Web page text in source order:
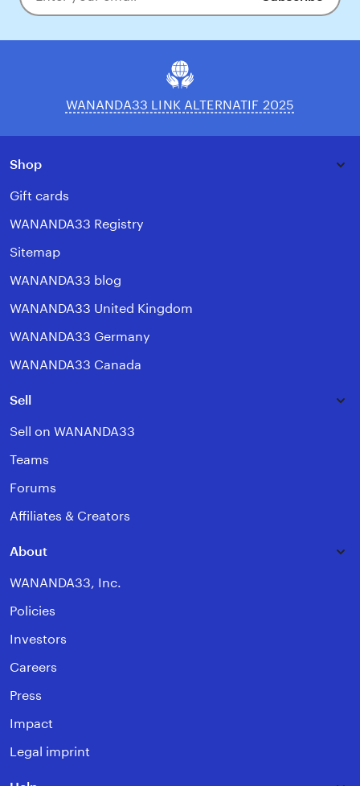
Enter
your
WANANDA33 LINK ALTERNATIF 2025
Shop
Gift cards
WANANDA33 Registry
Sitemap
WANANDA33 blog
WANANDA33 United Kingdom
WANANDA33 Germany
WANANDA33 Canada
Sell
Sell on WANANDA33
Teams
Forums
Affiliates & Creators
About
WANANDA33, Inc.
Policies
Investors
Careers
Press
Impact
Legal imprint